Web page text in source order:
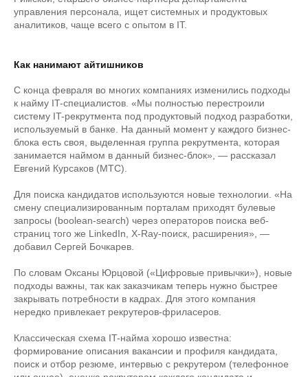
управления персонала, ищет системных и продуктовых
аналитиков, чаще всего с опытом в IT.
Как нанимают айтишников
С конца февраля во многих компаниях изменились подходы
к найму IT-специалистов. «Мы полностью перестроили
систему IT-рекрутмента под продуктовый подход разработки,
используемый в банке. На данный момент у каждого бизнес-
блока есть своя, выделенная группа рекрутмента, которая
занимается наймом в данный бизнес-блок», — рассказал
Евгений Курсаков (МТС).
Для поиска кандидатов используются новые технологии. «На
смену специализированным порталам приходят булевые
запросы (boolean-search) через операторов поиска веб-
страниц того же LinkedIn, X-Ray-поиск, расширения», —
добавил Сергей Бочкарев.
По словам Оксаны Юрцовой («Цифровые привычки»), новые
подходы важны, так как заказчикам теперь нужно быстрее
закрывать потребности в кадрах. Для этого компания
нередко привлекает рекрутеров-фриласеров.
Классическая схема IT-найма хорошо известна:
формирование описания вакансии и профиля кандидата,
поиск и отбор резюме, интервью с рекрутером (телефонное